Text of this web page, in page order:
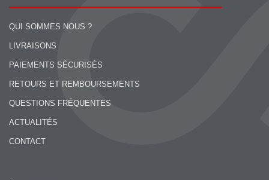
QUI SOMMES NOUS ?
LIVRAISONS
PAIEMENTS SÉCURISÉS
RETOURS ET REMBOURSEMENTS
QUESTIONS FRÉQUENTES
ACTUALITÉS
CONTACT